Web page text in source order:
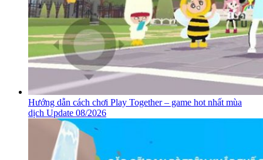
Hướng dẫn cách chơi Play Together – game hot nhất mùa
dịch Update 08/2026